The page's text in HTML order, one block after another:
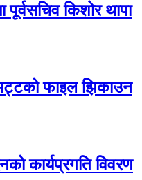
पूर्वसचिव किशोर थापा
फाइल झिकाउन
कार्यप्रगति विवरण